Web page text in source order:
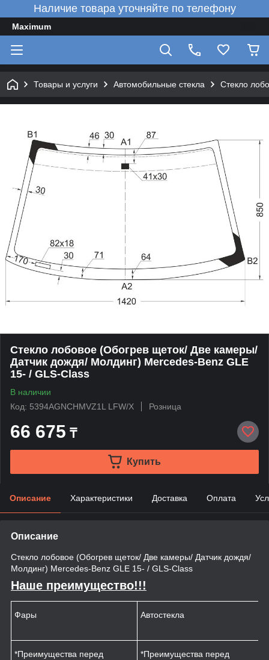
Наличие товара уточняйте по телефону
Maximum
Товары и услуги Автомобильные стекла Стекло
Стекло лобовое (Обогрев щеток/ Две камеры/
Датчик дождя/ Молдинг) Mercedes-Benz GLE
15- / GLS-Class
В наличии
Код: 5394AGNCHMVZ1L LFW/X
Розница
66 675 ₸
Купить
Описание Характеристики Доставка Оплата
Описание
Стекло лобовое (Обогрев щеток/ Две камеры/ Датчик дождя/
Молдинг) Mercedes-Benz GLE 15- / GLS-Class
Наше преимущество!!!
Фары Автостекла
*Преимущества перед
*Преимущества перед